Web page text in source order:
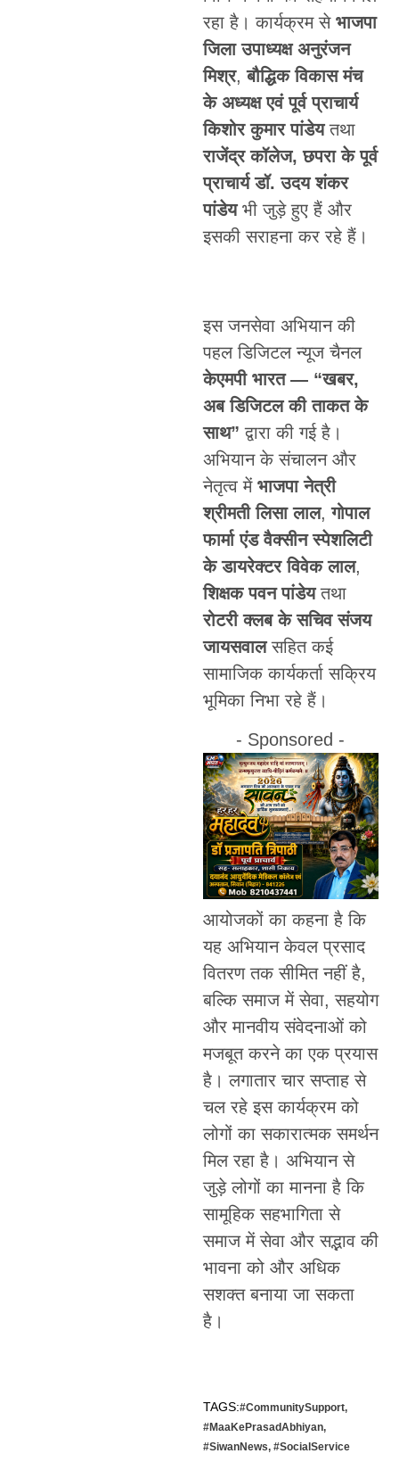
रहा है। कार्यक्रम से भाजपा
जिला उपाध्यक्ष अनुरंजन
मिश्र,बौद्धिक विकास मंच
के अध्यक्ष एवं पूर्व प्राचार्य
किशोर कुमार पांडेयतथा
राजेंद्र कॉलेज, छपरा के पूर्व
प्राचार्य डॉ. उदय शंकर
पांडेयभी जुड़े हुए हैं और
इसकी सराहना कर रहे हैं।
इस जनसेवा अभियान की
पहल डिजिटल न्यूज चैनल
केएमपी भारत — “खबर,
अब डिजिटल की ताकत के
साथ” द्वारा की गई है।
अभियान के संचालन और
नेतृत्व में भाजपा नेत्री
श्रीमती लिसा लाल,गोपाल
फार्मा एंड वैक्सीन स्पेशलिटी
के डायरेक्टर विवेक लाल,
शिक्षक पवन पांडेयतथा
रोटरी क्लब के सचिव संजय
जायसवालसहित कई
सामाजिक कार्यकर्ता सक्रिय
भूमिका निभा रहे हैं।
- Sponsored -
आयोजकों का कहना है कि
यह अभियान केवल प्रसाद
वितरण तक सीमित नहीं है,
बल्कि समाज में सेवा, सहयोग
और मानवीय संवेदनाओं को
मजबूत करने का एक प्रयास
है। लगातार चार सप्ताह से
चल रहे इस कार्यक्रम को
लोगों का सकारात्मक समर्थन
मिल रहा है। अभियान से
जुड़े लोगों का मानना है कि
सामूहिक सहभागिता से
समाज में सेवा और सद्भाव की
भावना को और अधिक
सशक्त बनाया जा सकता
है।
TAGS:#CommunitySupport,
#MaaKePrasadAbhiyan,
#SiwanNews, #SocialService